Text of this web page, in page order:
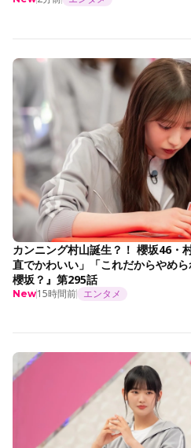
カンニング村山誕生？！ 櫻坂46・
直でかわいい」「これだからやめら
櫻坂？』第295話
New15時間前 エンタメ